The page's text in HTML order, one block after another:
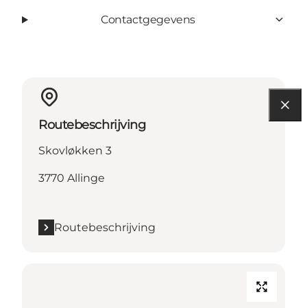
Contactgegevens
Routebeschrijving
Skovløkken 3
3770 Allinge
Routebeschrijving